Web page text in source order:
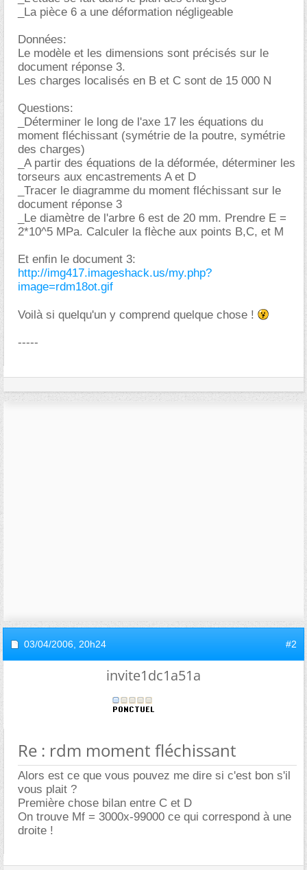
_La pièce 6 a une déformation négligeable
Données:
Le modèle et les dimensions sont précisés sur le
document réponse 3.
Les charges localisés en B et C sont de 15 000 N
Questions:
_Déterminer le long de l'axe 17 les équations du
moment fléchissant (symétrie de la poutre, symétrie
des charges)
_A partir des équations de la déformée, déterminer les
torseurs aux encastrements A et D
_Tracer le diagramme du moment fléchissant sur le
document réponse 3
_Le diamètre de l'arbre 6 est de 20 mm. Prendre E =
2*10^5 MPa. Calculer la flèche aux points B,C, et M
Et enfin le document 3:
http://img417.imageshack.us/my.php?
image=rdm18ot.gif
Voilà si quelqu'un y comprend quelque chose !
-----
03/04/2006, 20h24 #2
invite1dc1a51a
Re : rdm moment fléchissant
Alors est ce que vous pouvez me dire si c'est bon s'il
vous plait ?
Première chose bilan entre C et D
On trouve Mf = 3000x-99000 ce qui correspond à une
droite !